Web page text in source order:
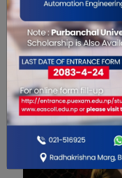
आरोहण गुरुकुल
थियो ।
नाटकमा निशा
अभिनय रहेको थियो